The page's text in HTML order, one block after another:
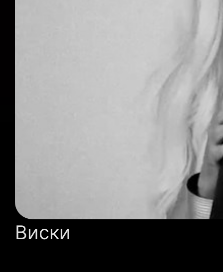
Виски